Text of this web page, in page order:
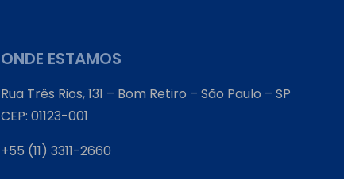
ONDE ESTAMOS
Rua Três Rios, 131 – Bom Retiro – São Paulo – SP
CEP: 01123-001
+55 (11) 3311-2660